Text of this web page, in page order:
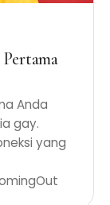
Anda
gay.
yang